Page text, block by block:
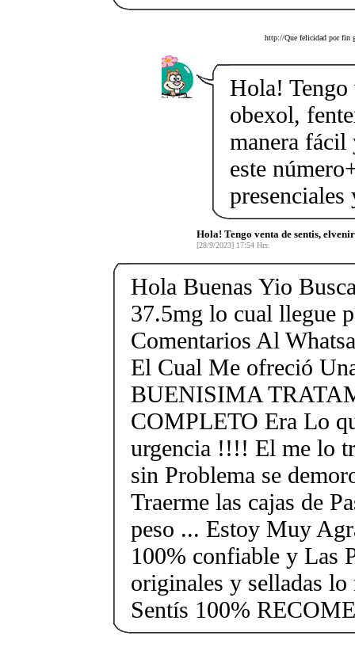
http://Que felicidad por fin
Hola! Tengo
obexol,
manera fácil
este
Hola! Tengo venta de sentis,
[28/9/2023] 17:54 Hrs.
Hola Buenas Yio
37.5mg lo cual llegue
Comentarios Al
El Cual Me ofreció
BUENISIMA
COMPLETO Era Lo
urgencia !!!! El me lo
sin Problema se
Traerme las cajas de
peso ... Estoy Muy
100% confiable y Las
originales y selladas
Sentís 100%